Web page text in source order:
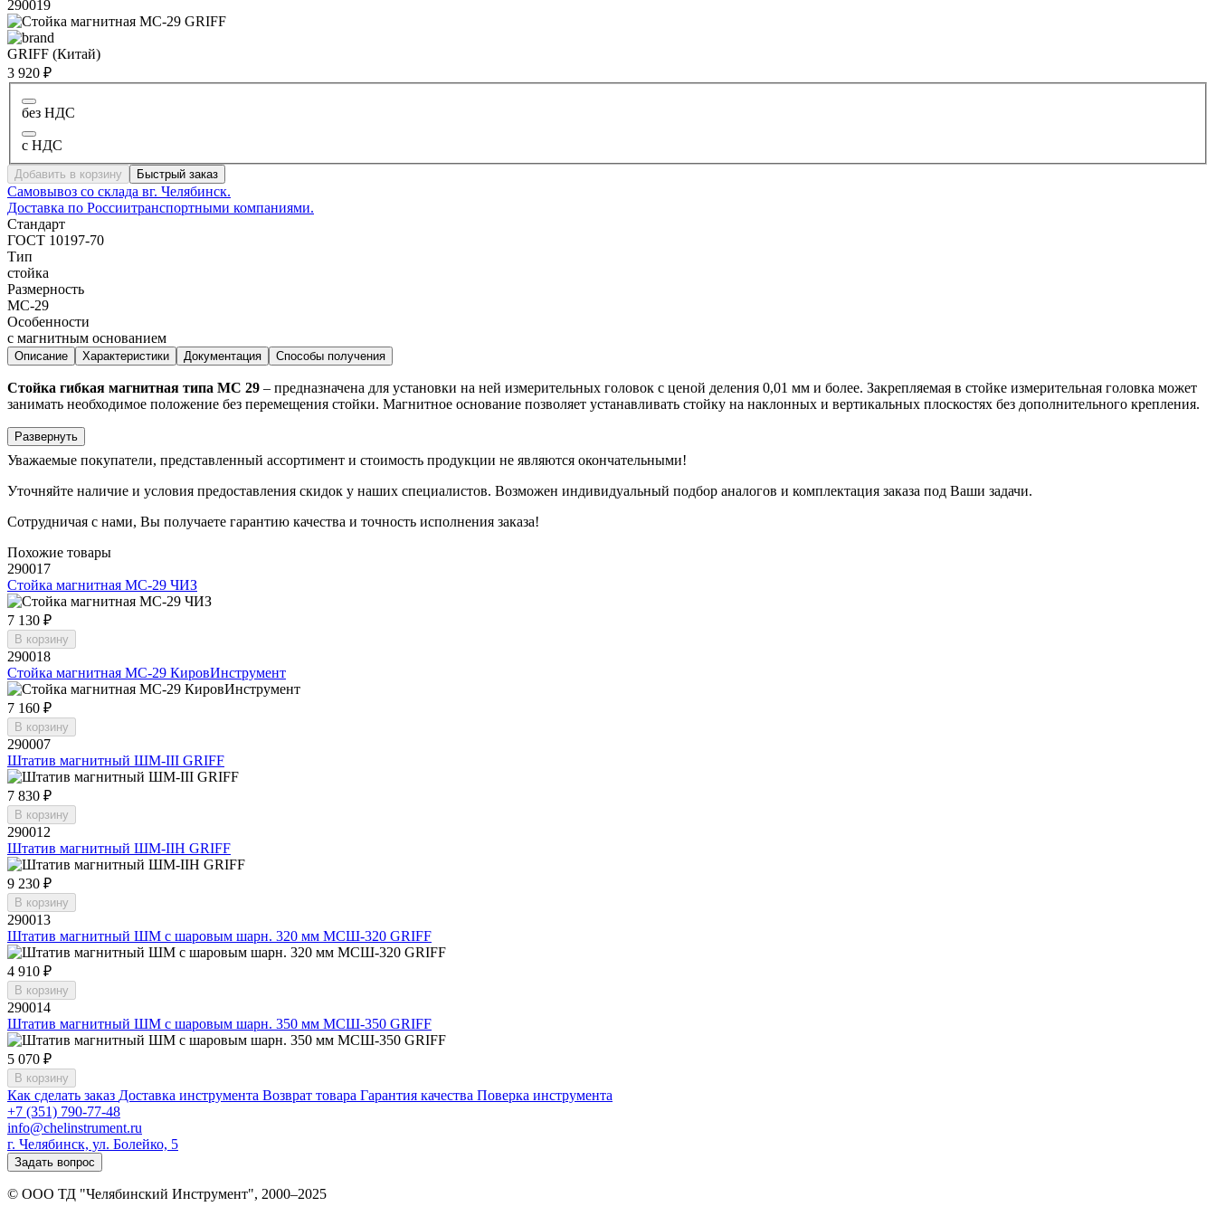
290019
GRIFF (Китай)
3 920 ₽
без НДС
с НДС
Добавить в корзину Быстрый заказ
Самовывоз со склада вг. Челябинск.
Доставка по Россиитранспортными компаниями.
Стандарт
ГОСТ 10197-70
Тип
стойка
Размерность
МС-29
Особенности
с магнитным основанием
Описание Характеристики Документация Способы получения
Стойка гибкая магнитная типа МС 29 – предназначена для установки на ней измерительных головок с ценой деления 0,01 мм и более. Закрепляемая в стойке измерительная головка может
занимать необходимое положение без перемещения стойки. Магнитное основание позволяет устанавливать стойку на наклонных и вертикальных плоскостях без дополнительного крепления.
Развернуть
Уважаемые покупатели, представленный ассортимент и стоимость продукции не являются окончательными!
Уточняйте наличие и условия предоставления скидок у наших специалистов. Возможен индивидуальный подбор аналогов и комплектация заказа под Ваши задачи.
Сотрудничая с нами, Вы получаете гарантию качества и точность исполнения заказа!
Похожие товары
290017
Стойка магнитная МС-29 ЧИЗ
7 130 ₽
В корзину
290018
Стойка магнитная МС-29 КировИнструмент
7 160 ₽
В корзину
290007
Штатив магнитный ШМ-III GRIFF
7 830 ₽
В корзину
290012
Штатив магнитный ШМ-IIН GRIFF
9 230 ₽
В корзину
290013
Штатив магнитный ШМ с шаровым шарн. 320 мм МСШ-320 GRIFF
4 910 ₽
В корзину
290014
Штатив магнитный ШМ с шаровым шарн. 350 мм МСШ-350 GRIFF
5 070 ₽
В корзину
Как сделать заказ Доставка инструмента Возврат товара Гарантия качества Поверка инструмента
+7 (351) 790-77-48
info@chelinstrument.ru
г. Челябинск, ул. Болейко, 5
Задать вопрос
© ООО ТД "Челябинский Инструмент", 2000–2025